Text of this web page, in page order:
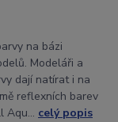
na bázi
Modeláři a
dají natírat i na
reflexních barev
Aqu... celý popis